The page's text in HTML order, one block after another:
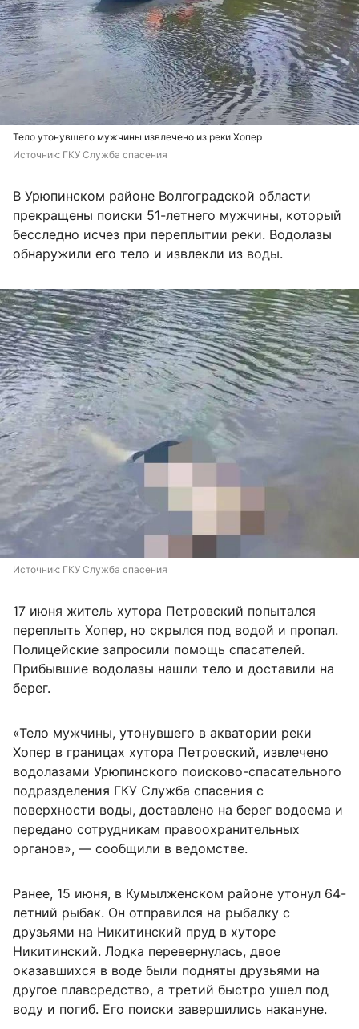
Тело утонувшего мужчины извлечено из реки Хопер
Источник: ГКУ Служба спасения
В Урюпинском районе Волгоградской области
прекращены поиски 51-летнего мужчины, который
бесследно исчез при переплытии реки. Водолазы
обнаружили его тело и извлекли из воды.
Источник: ГКУ Служба спасения
17 июня житель хутора Петровский попытался
переплыть Хопер, но скрылся под водой и пропал.
Полицейские запросили помощь спасателей.
Прибывшие водолазы нашли тело и доставили на
берег.
«Тело мужчины, утонувшего в акватории реки
Хопер в границах хутора Петровский, извлечено
водолазами Урюпинского поисково-спасательного
подразделения ГКУ Служба спасения с
поверхности воды, доставлено на берег водоема и
передано сотрудникам правоохранительных
органов», — сообщили в ведомстве.
Ранее, 15 июня, в Кумылженском районе утонул 64-
летний рыбак. Он отправился на рыбалку с
друзьями на Никитинский пруд в хуторе
Никитинский. Лодка перевернулась, двое
оказавшихся в воде были подняты друзьями на
другое плавсредство, а третий быстро ушел под
воду и погиб. Его поиски завершились накануне.